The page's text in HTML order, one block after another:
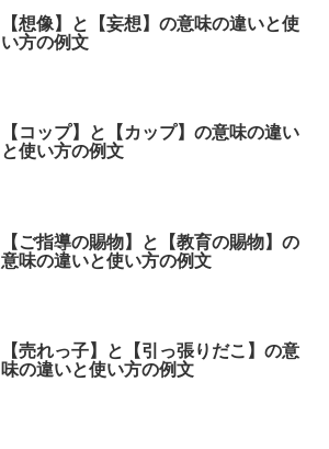
【想像】と【妄想】の意味の違いと使
い方の例文
【コップ】と【カップ】の意味の違い
と使い方の例文
【ご指導の賜物】と【教育の賜物】の
意味の違いと使い方の例文
【売れっ子】と【引っ張りだこ】の意
味の違いと使い方の例文